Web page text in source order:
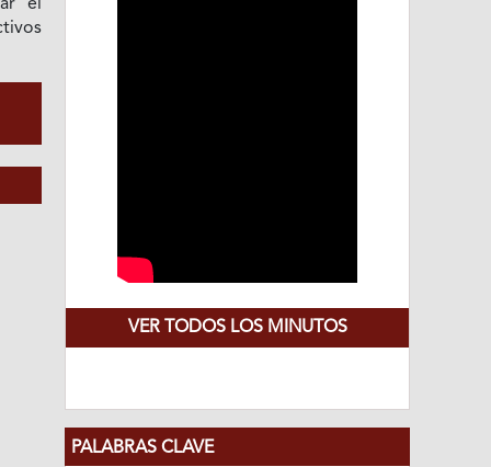
el
VER TODOS LOS MINUTOS
PALABRAS CLAVE